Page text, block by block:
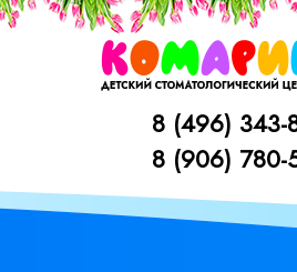
Skip
to
8 (496) 343-
8 (906) 780-